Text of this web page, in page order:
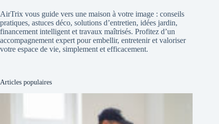
AirTrix vous guide vers une maison à votre image : conseils
pratiques, astuces déco, solutions d’entretien, idées jardin,
financement intelligent et travaux maîtrisés. Profitez d’un
accompagnement expert pour embellir, entretenir et valoriser
votre espace de vie, simplement et efficacement.
Articles populaires